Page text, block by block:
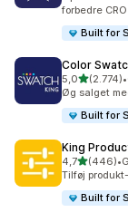
forbedre CRO
Built for
Color
5,0ud af 5
(2.774)
2774 •
Øg salget
Built for
King
4,7ud af 5
(446)
446 •
Tilføj
Built for